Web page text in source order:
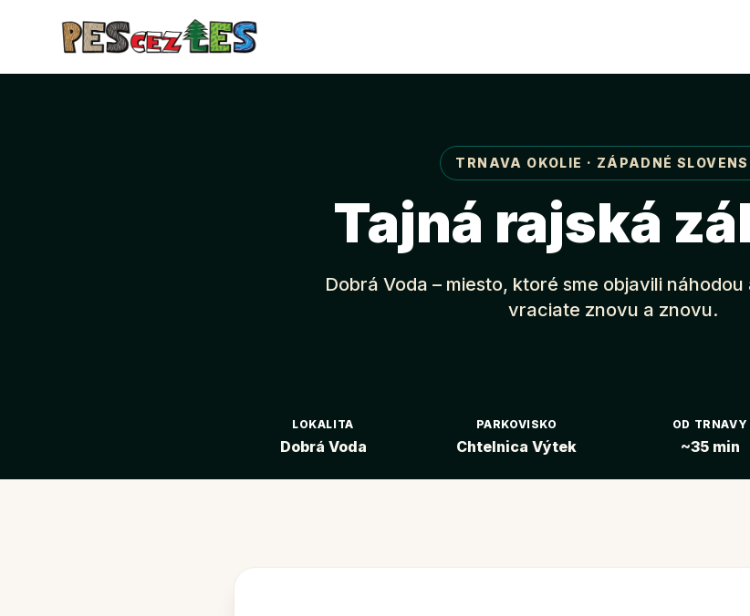
TRNAVA OKOLIE · ZÁPADNÉ
Tajná rajská
Dobrá Voda – miesto, ktoré sme objavili
vraciate znovu a znovu.
LOKALITA
Dobrá Voda
PARKOVISKO
Chtelnica Výtek
OD TRNAVY
~35 min